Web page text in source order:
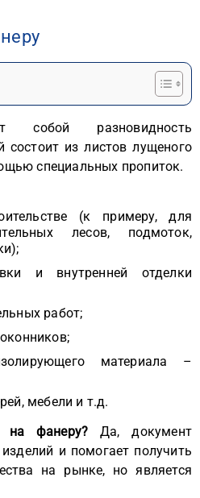
собой разновидность
состоит из листов лущеного
специальных пропиток.
(к примеру, для
лесов, подмоток,
и внутренней отделки
работ;
материала –
мебели и т.д.
на фанеру? Да, документ
и помогает получить
на рынке, но является